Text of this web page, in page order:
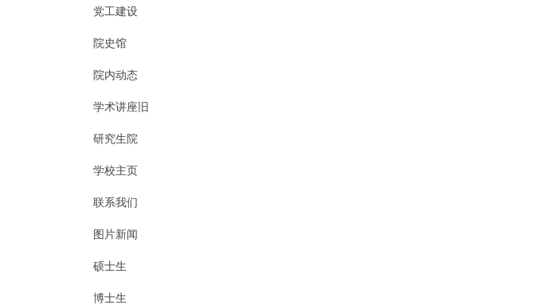
党工建设
院史馆
院内动态
学术讲座旧
研究生院
学校主页
联系我们
图片新闻
硕士生
博士生